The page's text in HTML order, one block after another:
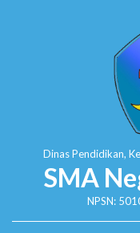
Dinas Pendidikan,
SMA
NPSN: